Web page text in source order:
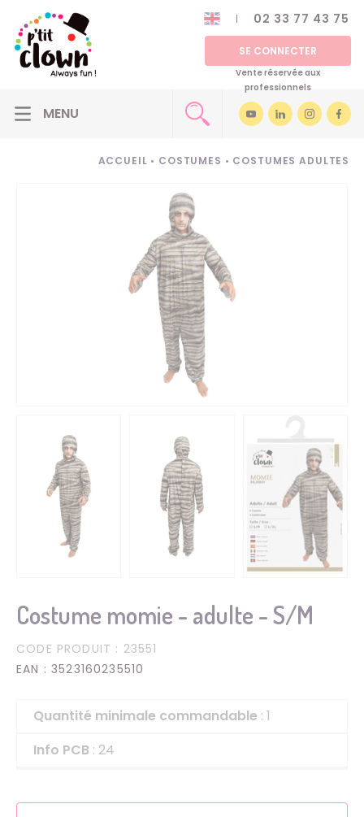
02 33 77 43 75
SE CONNECTER
Vente réservée aux
professionnels
ACCUEIL • COSTUMES • COSTUMES ADULTES
Costume momie - adulte - S/M
CODE PRODUIT : 23551
EAN : 3523160235510
Quantité minimale commandable : 1
Info PCB : 24